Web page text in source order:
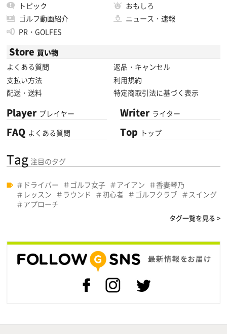
トピック
おもしろ
ゴルフ動画紹介
ニュース・速報
PR・GOLFES
Store 買い物
よくある質問
返品・キャンセル
支払い方法
利用規約
配送・送料
特定商取引法に基づく表示
Player プレイヤー
FAQ よくある質問
Writer ライター
Top トップ
Tag 注目のタグ
ドライバー ゴルフ女子 アイアン
香妻琴乃
レッスン
ラウンド 初心者 ゴルフクラブ
スイング
アプローチ
タグ一覧を見る >